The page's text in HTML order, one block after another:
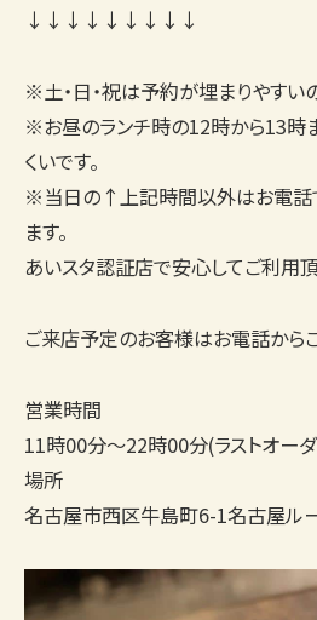
↓↓↓↓↓↓↓↓↓
※土・日・祝は予約が埋まりやす
※お昼のランチ時の12時から13時
くいです。
※当日の↑上記時間以外はお電話
ます。
あいスタ認証店で安心してご利用頂
ご来店予定のお客様はお電話から
営業時間
11時00分〜22時00分(ラストオー
場所
名古屋市西区牛島町6-1名古屋ル